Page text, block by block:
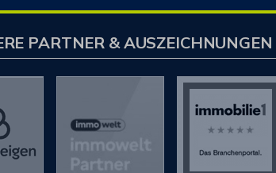
PARTNER & AUSZEICHNUNGEN